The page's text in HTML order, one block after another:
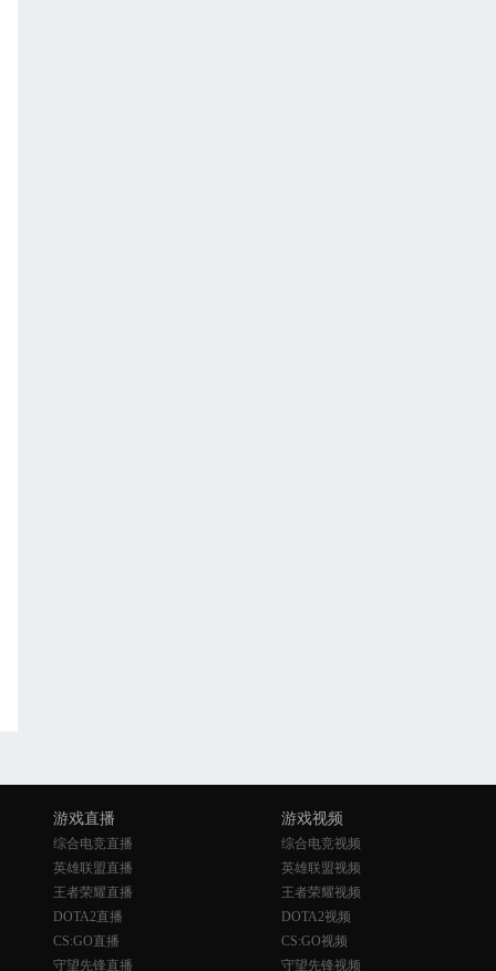
游戏直播
综合电竞直播
英雄联盟直播
王者荣耀直播
DOTA2直播
CS:GO直播
守望先锋直播
游戏视频
综合电竞视频
英雄联盟视频
王者荣耀视频
DOTA2视频
CS:GO视频
守望先锋视频